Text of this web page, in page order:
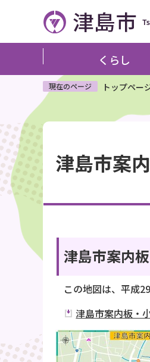
ペ
ジ
で
す
くらし
現在のページ トップペー
本
文
こ
こ
か
津島市案
津島市案内
この地図は、平成
津島市案内板・